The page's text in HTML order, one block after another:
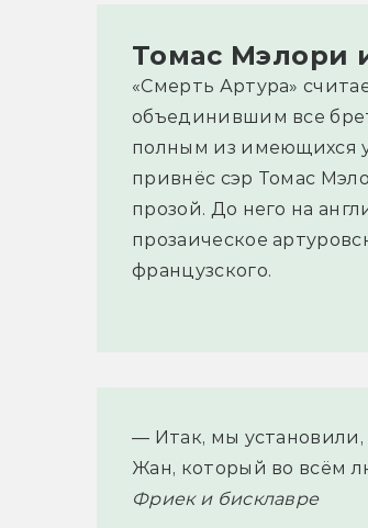
Томас Мэлори
«Смерть Артура»
объединившим все
полным из имеющихся у
привнёс сэр Томас
прозой. До него на
прозаическое
французского.
— Итак, мы установили,
Жан, который во всём
Фриек и бисклавре